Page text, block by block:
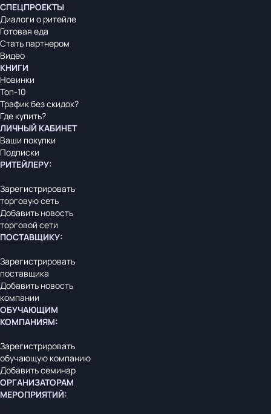
СПЕЦПРОЕКТЫ
Диалоги о ритейле
Готовая еда
Стать партнером
Видео
КНИГИ
Новинки
Топ-10
Трафик без скидок?
Где купить?
ЛИЧНЫЙ КАБИНЕТ
Ваши покупки
Подписки
РИТЕЙЛЕРУ:
Зарегистрировать
торговую сеть
Добавить новость
торговой сети
ПОСТАВЩИКУ:
Зарегистрировать
поставщика
Добавить новость
компании
ОБУЧАЮЩИМ
КОМПАНИЯМ:
Зарегистрировать
обучающую компанию
Добавить семинар
ОРГАНИЗАТОРАМ
МЕРОПРИЯТИЙ: